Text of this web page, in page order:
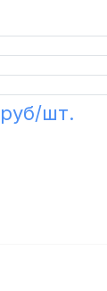
руб/шт.